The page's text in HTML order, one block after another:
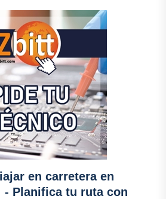
en carretera en
- Planifica tu ruta con